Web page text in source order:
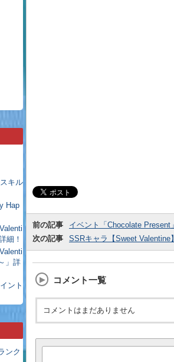
キル
Hap
細！
」詳
ント
ンク
前の記事
イベント「Chocolate Present」開催
次の記事
SSRキャラ【Sweet Valentine
コメント一覧
コメントはまだありません